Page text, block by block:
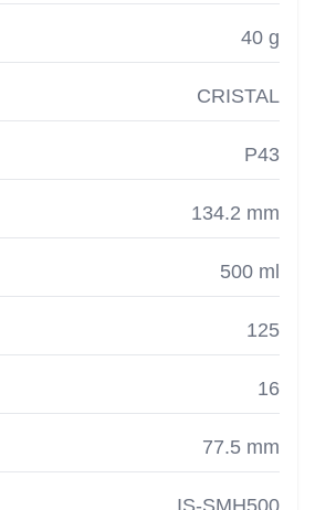
40 g
CRISTAL
P43
134.2 mm
500 ml
125
16
77.5 mm
IS-SMH500